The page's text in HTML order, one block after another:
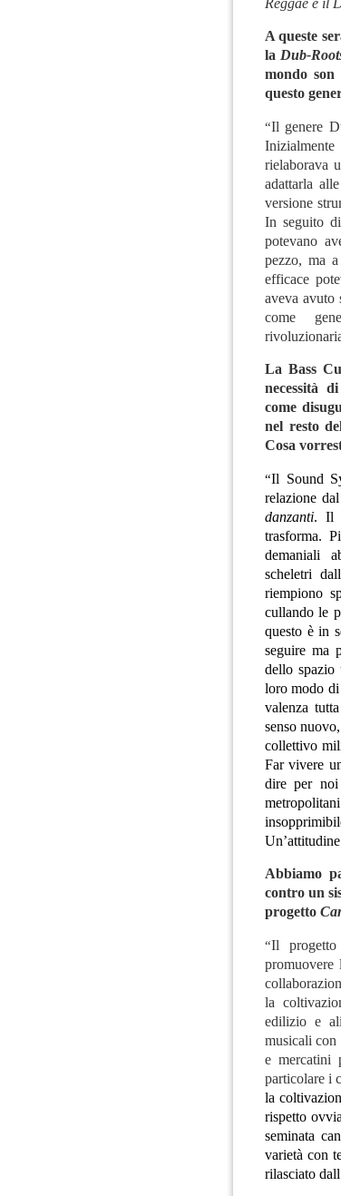
Reggae e il
A queste
la Dub-
mondo
questo
“Il genere
rielaborava
adattarla
versione
In seguito
potevano
pezzo, ma
efficace
aveva avuto
come
La Bass
necessità
come
nel resto
Cosa
“Il Sound
relazione
danzanti. Il
trasforma.
demaniali
scheletri
riempiono
cullando le
questo è in
seguire ma
dello spazio
loro modo
valenza
senso
collettivo
Far vivere
dire per
Abbiamo
contro un
progetto
“Il progetto
promuovere
la
edilizio e
musicali con
e mercatini
particolare i
la
rispetto
seminata
varietà con
rilasciato